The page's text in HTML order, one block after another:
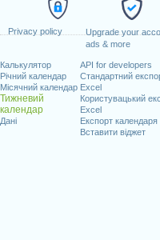
Privacy policy
Upgrade your
ads & more
Калькулятор
Річний календар
Місячний календар
Тижневий
календар
Дані
API for developers
Стандартний
Excel
Користувацький
Excel
Експорт
Вставити віджет